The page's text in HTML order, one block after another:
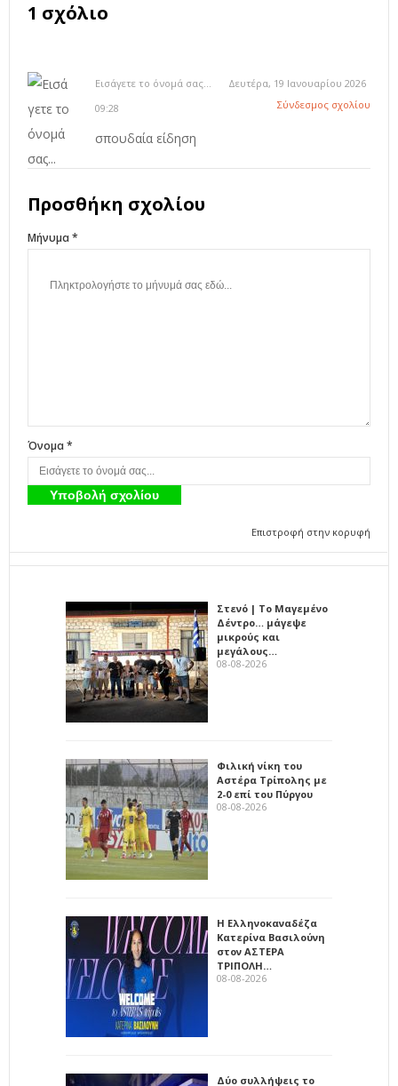
1 σχόλιο
Εισάγετε το όνομά σας...
Δευτέρα, 19 Ιανουαρίου 2026
09:28
Σύνδεσμος σχολίου
σπουδαία είδηση
Προσθήκη σχολίου
Μήνυμα *
Όνομα *
Επιστροφή στην κορυφή
Στενό | Το Μαγεμένο
Δέντρο… μάγεψε
μικρούς και
μεγάλους…
08-08-2026
Φιλική νίκη του
Αστέρα Τρίπολης με
2-0 επί του Πύργου
08-08-2026
Η Ελληνοκαναδέζα
Κατερίνα Βασιλούνη
στον ΑΣΤΕΡΑ
ΤΡΙΠΟΛΗ…
08-08-2026
Δύο συλλήψεις το